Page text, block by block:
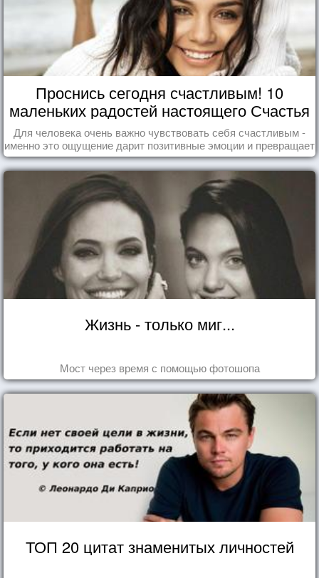
Проснись сегодня счастливым! 10
маленьких радостей настоящего Счастья
Для человека очень важно чувствовать себя счастливым -
именно это ощущение дарит позитивные эмоции и превращает
каждый день в маленький праздник.
Жизнь - только миг...
Мост через время с помощью фотошопа
ТОП 20 цитат знаменитых личностей